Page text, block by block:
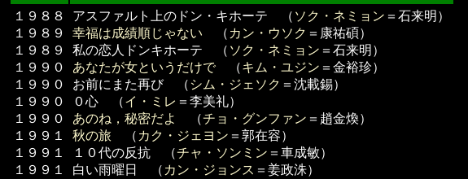
１９８８
１９８９
１９８９
１９９０
１９９０
１９９０
１９９０
１９９１
１９９１
１９９１
アスファルト上のドン・キホーテ （ ソク・ネミョン ＝石来明）
幸福は成績順じゃない （ カン・ウソク ＝康祐碩）
私の恋人ドンキホーテ （ ソク・ネミョン ＝石来明）
あなたが女というだけで（キム・ユジン ＝金裕珍）
お前にまた再び （ シム・ジェソク ＝沈載錫）
０心 （イ・ミレ ＝李美礼）
あのね，秘密だよ
（チョ・グンファン ＝趙金煥）
秋の旅 （ カク・ジェヨン ＝郭在容）
１０代の反抗 （チャ・ソンミン ＝車成敏）
白い雨曜日 （ カン・ジョンス ＝姜政洙）